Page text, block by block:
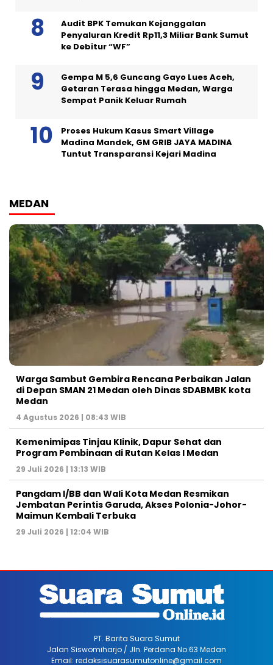
Audit BPK Temukan Kejanggalan
Penyaluran Kredit Rp11,3 Miliar Bank Sumut
ke Debitur “WF”
Gempa M 5,6 Guncang Gayo Lues Aceh,
Getaran Terasa hingga Medan, Warga
Sempat Panik Keluar Rumah
Proses Hukum Kasus Smart Village
Madina Mandek, GM GRIB JAYA MADINA
Tuntut Transparansi Kejari Madina
MEDAN
Warga Sambut Gembira Rencana Perbaikan Jalan
di Depan SMAN 21 Medan oleh Dinas SDABMBK kota
Medan
4 Agustus 2026 | 08:43 WIB
Kemenimipas Tinjau Klinik, Dapur Sehat dan
Program Pembinaan di Rutan Kelas I Medan
29 Juli 2026 | 13:13 WIB
Pangdam I/BB dan Wali Kota Medan Resmikan
Jembatan Perintis Garuda, Akses Polonia-Johor-
Maimun Kembali Terbuka
29 Juli 2026 | 12:04 WIB
PT. Barita Suara Sumut
Jalan Siswomiharjo / Jln. Perdana No.63 Medan
Email: redaksisuarasumutonline@gmail.com